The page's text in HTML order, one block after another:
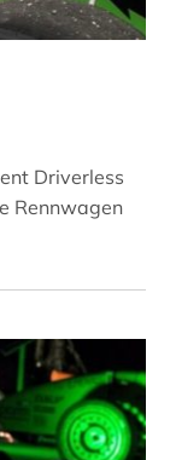
Driverless
Rennwagen